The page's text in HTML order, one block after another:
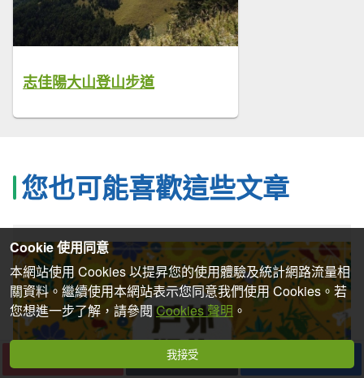
志佳陽大山登山步道
您也可能喜歡這些文章
下一篇
Cookie 使用同意
本網站使用 Cookies 以提昇您的使用體驗及統計網路流量相
關資料。繼續使用本網站表示您同意我們使用 Cookies。若
您想進一步了解，請參閱Cookies 聲明 。
我接受